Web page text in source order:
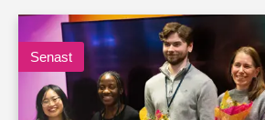
Senast